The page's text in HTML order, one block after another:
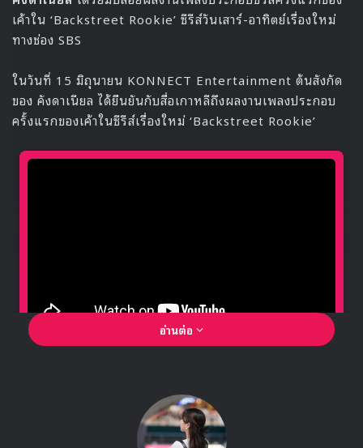
TREASUREจีฮุน, จุนกยู, มาชิโฮะ, พัคจองอู และบังเยดัม
ที่มาโชว์พลังเสียงในเพลง WAYO กันแบบเวอร์ชั่นไลฟ์ก่อนที่จะ
ไปพบกับการเดบิวต์อย่างเป็นทางการของวง TREASURE ใน
Bang Yedam
Treasure